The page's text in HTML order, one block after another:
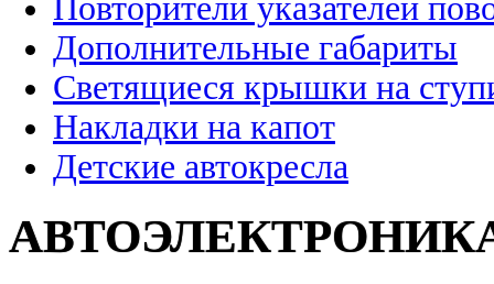
Повторители указателей
Дополнительные габариты
Светящиеся крышки на
Накладки на капот
Детские автокресла